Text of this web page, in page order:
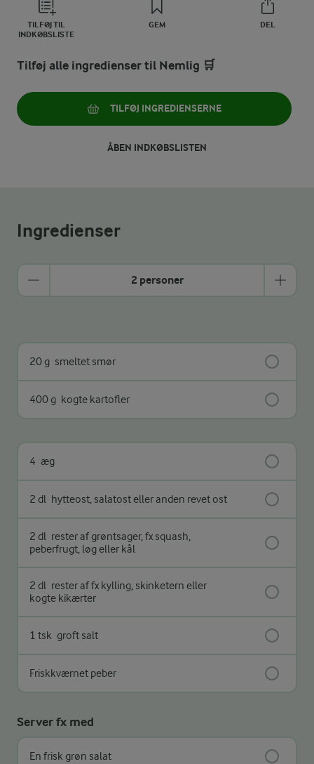
TILFØJ TIL
INDKØBSLISTE
GEM DEL
Tilføj alle ingredienser til Nemlig 🛒
TILFØJ INGREDIENSERNE
ÅBEN INDKØBSLISTEN
Ingredienser
2 personer
20 g smeltet smør
400 g kogte kartofler
4 æg
2 dl hytteost, salatost eller anden revet ost
2 dl rester af grøntsager, fx squash,
peberfrugt, løg eller kål
2 dl rester af fx kylling, skinketern eller
kogte kikærter
1 tsk groft salt
Friskkværnet peber
Server fx med
En frisk grøn salat